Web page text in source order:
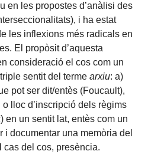
en les propostes d’anàlisi des
i ha estat
les inflexions més radicals en
El propòsit d’aquesta
consideració el cos com un
sentit del termearxiu: a)
pot ser dit/entès (Foucault),
o lloc d’inscripció dels règims
en un sentit lat, entès com un
i documentar una memòria del
cas del cos, presència.